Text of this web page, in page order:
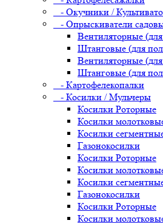
- Окучники /
- Опрыскиватели
Вентиляторные
Штанговые (для
Вентиляторные
Штанговые (для
- Картофелекопалки
- Косилки / Мульчеры
Косилки Роторные
Косилки
Косилки
Газонокосилки
Косилки Роторные
Косилки
Косилки
Газонокосилки
Косилки Роторные
Косилки